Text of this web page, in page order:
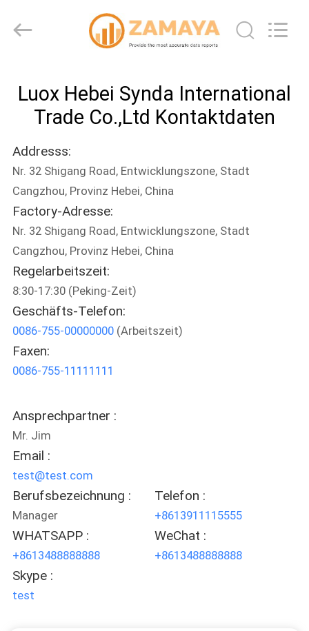
HAUSE
PRODUKTE
ÜBER
UNS
WERKSBESICHTIGUNG
QUALITÄTSKONTROLLE
KONTAKT
MIT
NEUIGKEITEN
BITTE UM
EIN
ANGEBOT
SITEMAP
Co.,Ltd.
Luox Hebei Synda International
Trade Co.,Ltd Kontaktdaten
Addresss:
Nr. 32 Shigang Road, Entwicklungszone, Stadt
Cangzhou, Provinz Hebei, China
Factory-Adresse:
Nr. 32 Shigang Road, Entwicklungszone, Stadt
Cangzhou, Provinz Hebei, China
Regelarbeitszeit:
8:30-17:30 (Peking-Zeit)
Geschäfts-Telefon:
0086-755-00000000(Arbeitszeit)
Faxen:
0086-755-11111111
Ansprechpartner :
Mr. Jim
Email :
test@test.com
Berufsbezeichnung :
Manager
Telefon :
+8613911115555
WHATSAPP :
+8613488888888
WeChat :
+8613488888888
Skype :
test